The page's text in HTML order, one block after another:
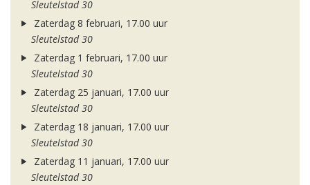
Sleutelstad 30
Zaterdag 8 februari, 17.00 uur
Sleutelstad 30
Zaterdag 1 februari, 17.00 uur
Sleutelstad 30
Zaterdag 25 januari, 17.00 uur
Sleutelstad 30
Zaterdag 18 januari, 17.00 uur
Sleutelstad 30
Zaterdag 11 januari, 17.00 uur
Sleutelstad 30